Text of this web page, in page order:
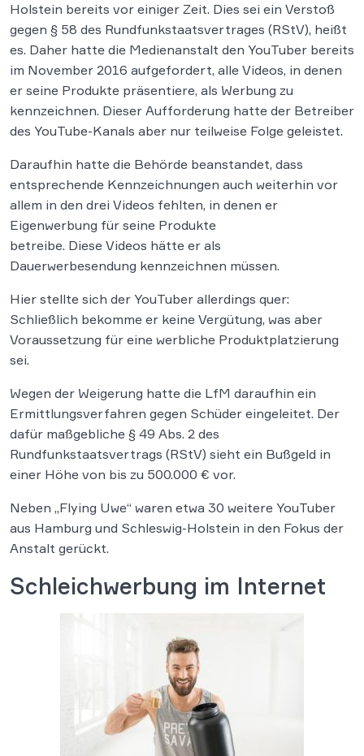
Holstein bereits vor einiger Zeit. Dies sei ein Verstoß
gegen § 58 des Rundfunkstaatsvertrages (RStV), heißt
es. Daher hatte die Medienanstalt den YouTuber bereits
im November 2016 aufgefordert, alle Videos, in denen
er seine Produkte präsentiere, als Werbung zu
kennzeichnen. Dieser Aufforderung hatte der Betreiber
des YouTube-Kanals aber nur teilweise Folge geleistet.
Daraufhin hatte die Behörde beanstandet, dass
entsprechende Kennzeichnungen auch weiterhin vor
allem in den drei Videos fehlten, in denen er
Eigenwerbung für seine Produkte
betreibe. Diese Videos hätte er als
Dauerwerbesendung kennzeichnen müssen.
Hier stellte sich der YouTuber allerdings quer:
Schließlich bekomme er keine Vergütung, was aber
Voraussetzung für eine werbliche Produktplatzierung
sei.
Wegen der Weigerung hatte die LfM daraufhin ein
Ermittlungsverfahren gegen Schüder eingeleitet. Der
dafür maßgebliche § 49 Abs. 2 des
Rundfunkstaatsvertrags (RStV) sieht ein Bußgeld in
einer Höhe von bis zu 500.000 € vor.
Neben „Flying Uwe“ waren etwa 30 weitere YouTuber
aus Hamburg und Schleswig-Holstein in den Fokus der
Anstalt gerückt.
Schleichwerbung im Internet